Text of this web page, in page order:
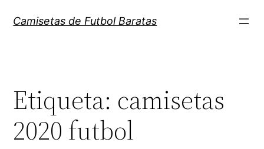
Camisetas de Futbol Baratas
Etiqueta: camisetas
2020 futbol